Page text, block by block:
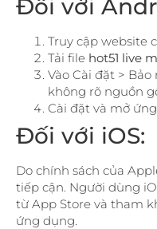
Đối với
Truy cập website
Tải file hot51 live
Vào Cài đặt >
không rõ nguồn
Cài đặt và mở
Đối với iOS:
Do chính sách của
tiếp cận. Người dùng
từ App Store và tham
ứng dụng.